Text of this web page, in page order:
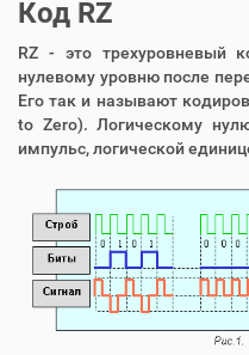
Код RZ
RZ - это трехуровневый
нулевому уровню после
Его так и называют
to Zero). Логическому
импульс, логической